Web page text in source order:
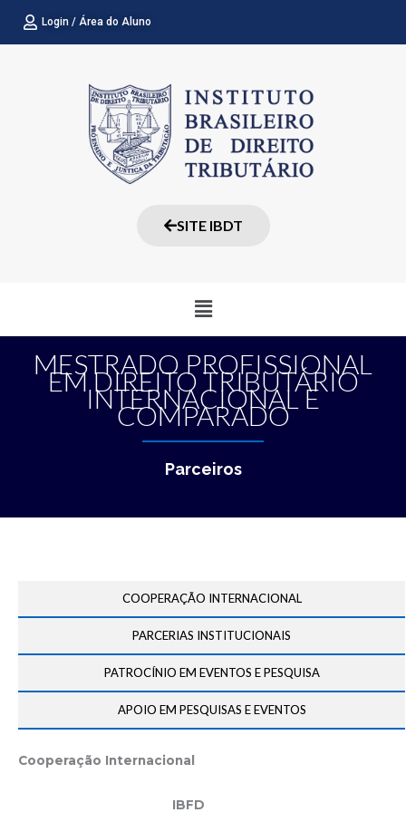
para
o
Login / Área do Aluno
SITE IBDT
Menu
MESTRADO PROFISSIONAL
EM DIREITO TRIBUTÁRIO
INTERNACIONAL E
COMPARADO
Parceiros
COOPERAÇÃO INTERNACIONAL
PARCERIAS INSTITUCIONAIS
PATROCÍNIO EM EVENTOS E PESQUISA
APOIO EM PESQUISAS E EVENTOS
Cooperação Internacional
IBFD